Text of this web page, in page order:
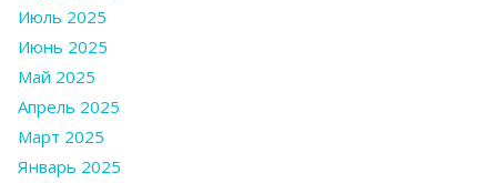
Июль 2025
Июнь 2025
Май 2025
Апрель 2025
Март 2025
Январь 2025